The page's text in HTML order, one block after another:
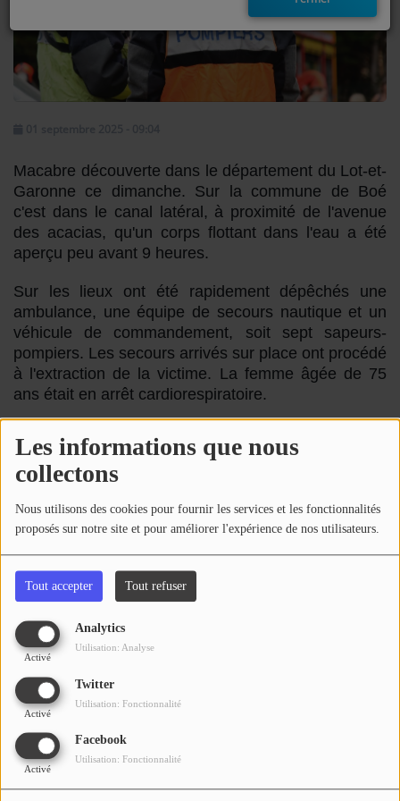
Les informations que nous
collectons
Nous utilisons des cookies pour fournir les services et les fonctionnalités
proposés sur notre site et pour améliorer l'expérience de nos utilisateurs.
Tout accepter Tout refuser
Analytics
Activé
Utilisation: Analyse
Twitter
Activé
Utilisation: Fonctionnalité
Facebook
Activé
Utilisation: Fonctionnalité
EMISSIONS
TITRES DIFFUSÉS
LES JEUX
JEUX CONCOURS
CONTACTEZ-NOUS
RÉGIE PUBLICTIAIRE
Macabre découverte dans le département du Lot-et-
Garonne ce dimanche. Sur la commune de Boé
c'est dans le canal latéral, à proximité de l'avenue
des acacias, qu'un corps flottant dans l'eau a été
aperçu peu avant 9 heures.
Sur les lieux ont été rapidement dépêchés une
ambulance, une équipe de secours nautique et un
véhicule de commandement, soit sept sapeurs-
pompiers. Les secours arrivés sur place ont procédé
à l'extraction de la victime. La femme âgée de 75
ans était en arrêt cardiorespiratoire.
été déclarée décédée par le médecin du Smur. Les
circonstances de sa mort de n'ont pas encore été
N.B
Voir aussi
Lot-et-Garonne : feu dans